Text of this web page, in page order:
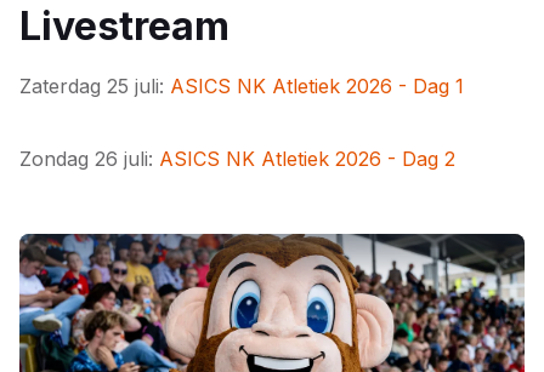
Livestream
Zaterdag 25 juli: ASICS NK Atletiek 2026 - Dag 1
Zondag 26 juli: ASICS NK Atletiek 2026 - Dag 2